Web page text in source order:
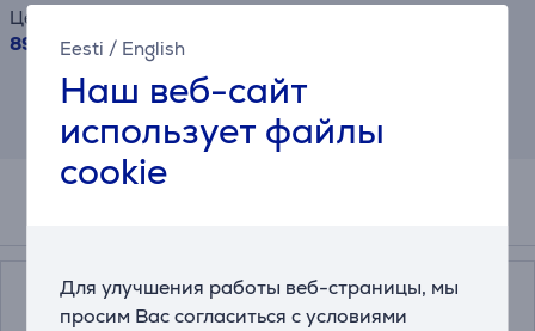
Eesti / English
Наш веб-сайт
использует файлы
cookie
Для улучшения работы веб-страницы, мы
просим Вас согласиться с условиями
Цена
899.99 €
Результат является приблизительным и
может отличаться от предлагаемых Вам
условий.